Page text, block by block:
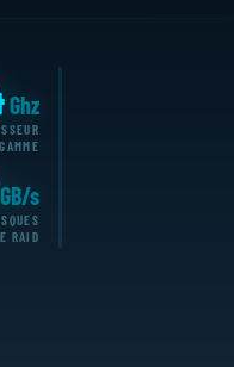
Ghz
GB/s
RAID